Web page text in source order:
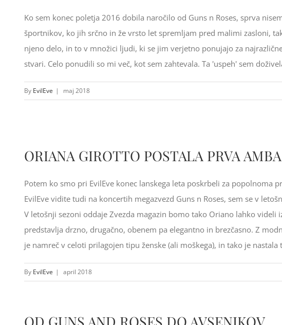
Ko sem konec poletja 2016 dobila naročilo od Guns n Roses, sprva
športnikov, ko jih srčno in že vrsto let spremljam pred malimi zasloni,
njeno delo, in to v množici ljudi, ki se jim verjetno ponujajo za
stvari. Celo ponudili so mi več, kot sem zahtevala. Ta 'uspeh' sem
By EvilEve | maj 2018
ORIANA GIROTTO POSTALA PRVA
Potem ko smo pri EvilEve konec lanskega leta poskrbeli za popolnoma
EvilEve vidite tudi na koncertih megazvezd Guns n Roses, sem se v
V letošnji sezoni oddaje Zvezda magazin bomo tako Oriano lahko
predstavlja drzno, drugačno, obenem pa elegantno in brezčasno. Z
je namreč v celoti prilagojen tipu ženske (ali moškega), in tako je nastala
By EvilEve | april 2018